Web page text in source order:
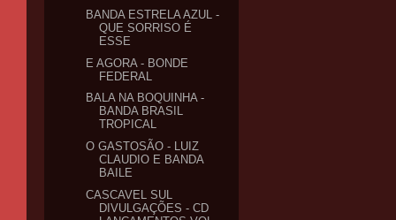
BANDA ESTRELA AZUL -
QUE SORRISO É
ESSE
E AGORA - BONDE
FEDERAL
BALA NA BOQUINHA -
BANDA BRASIL
TROPICAL
O GASTOSÃO - LUIZ
CLAUDIO E BANDA
BAILE
CASCAVEL SUL
DIVULGAÇÕES - CD